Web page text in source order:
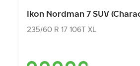
Ikon Nordman 7 SUV
235/60 R 17 106T XL
от10275.00₽